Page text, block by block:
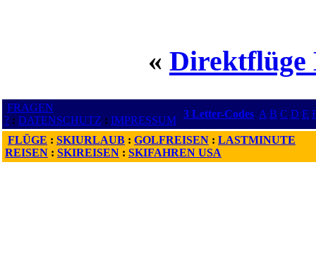
« Direktflüge
FRAGEN
? : DATENSCHUTZ : IMPRESSUM
3 Letter-Codes A B C D E
FLÜGE : SKIURLAUB : GOLFREISEN : LASTMINUTE
REISEN : SKIREISEN : SKIFAHREN USA